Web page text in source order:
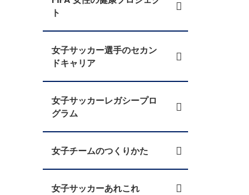
ト
女子サッカー選手のセカン
ドキャリア
女子サッカーレガシープロ
グラム
女子チームのつくりかた
女子サッカーあれこれ